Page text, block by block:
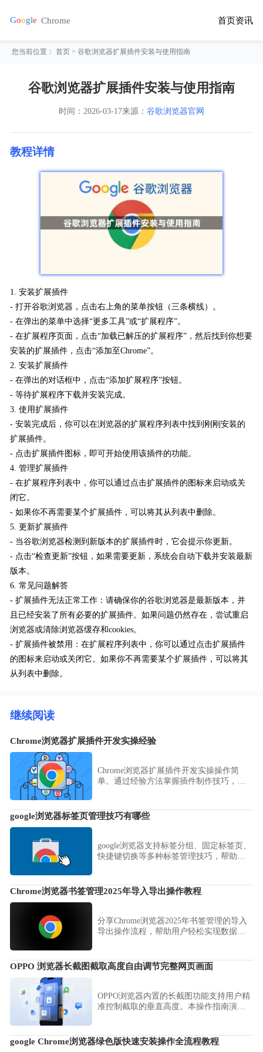
首页资讯
您当前位置：首页 > 谷歌浏览器扩展插件安装与使用指南
谷歌浏览器扩展插件安装与使用指南
时间： 2026-03-17来源： 谷歌浏览器官网
教程详情
1. 安装扩展插件
- 打开谷歌浏览器，点击右上角的菜单按钮（三条横线）。
- 在弹出的菜单中选择“更多工具”或“扩展程序”。
- 在扩展程序页面，点击“加载已解压的扩展程序”，然后找到你想要
安装的扩展插件，点击“添加至Chrome”。
2. 安装扩展插件
- 在弹出的对话框中，点击“添加扩展程序”按钮。
- 等待扩展程序下载并安装完成。
3. 使用扩展插件
- 安装完成后，你可以在浏览器的扩展程序列表中找到刚刚安装的
扩展插件。
- 点击扩展插件图标，即可开始使用该插件的功能。
4. 管理扩展插件
- 在扩展程序列表中，你可以通过点击扩展插件的图标来启动或关
闭它。
- 如果你不再需要某个扩展插件，可以将其从列表中删除。
5. 更新扩展插件
- 当谷歌浏览器检测到新版本的扩展插件时，它会提示你更新。
- 点击“检查更新”按钮，如果需要更新，系统会自动下载并安装最新
版本。
6. 常见问题解答
- 扩展插件无法正常工作：请确保你的谷歌浏览器是最新版本，并
且已经安装了所有必要的扩展插件。如果问题仍然存在，尝试重启
浏览器或清除浏览器缓存和cookies。
- 扩展插件被禁用：在扩展程序列表中，你可以通过点击扩展插件
的图标来启动或关闭它。如果你不再需要某个扩展插件，可以将其
从列表中删除。
继续阅读
Chrome浏览器扩展插件开发实操经验
Chrome浏览器扩展插件开发实操操作简
单。通过经验方法掌握插件制作技巧，实
google浏览器标签页管理技巧有哪些
google浏览器支持标签分组、固定标签页、
快捷键切换等多种标签管理技巧，帮助用
Chrome浏览器书签管理2025年导入导出操作教程
分享Chrome浏览器2025年书签管理的导入
导出操作流程，帮助用户轻松实现数据迁
OPPO 浏览器长截图截取高度自由调节完整网页画面
OPPO浏览器内置的长截图功能支持用户精
准控制截取的垂直高度。本操作指南演示
长文章或关键信息流。
google Chrome浏览器绿色版快速安装操作全流程教程